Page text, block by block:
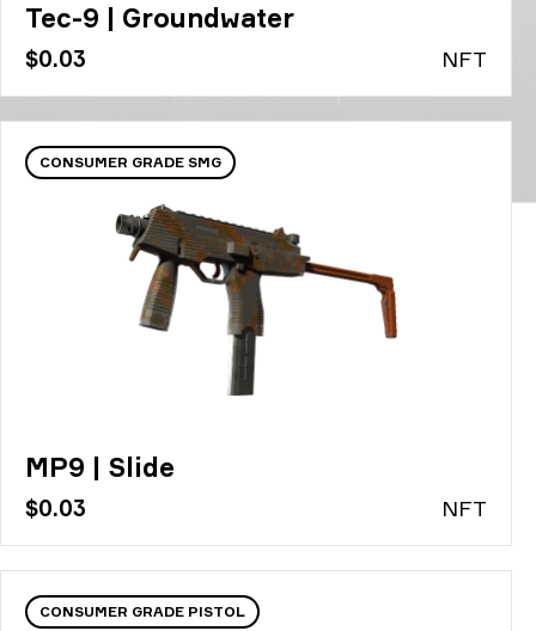
Tec-9 | Groundwater
$0.03 NFT
CONSUMER GRADE SMG
MP9 | Slide
$0.03 NFT
CONSUMER GRADE PISTOL